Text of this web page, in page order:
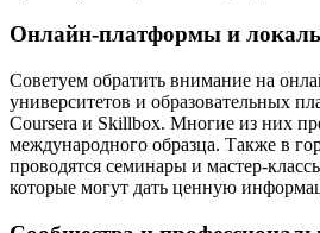
Онлайн-платформы и
Советуем обратить внимание на
университетов и образовательных
Coursera и Skillbox. Многие из них
международного образца. Также в
проводятся семинары и мастер-
которые могут дать ценную